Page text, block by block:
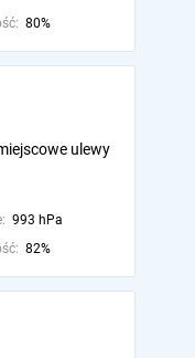
80%
ulewy
993 hPa
82%